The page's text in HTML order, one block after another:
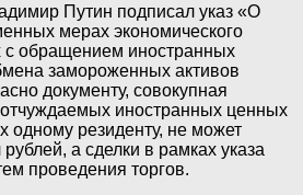
Путин подписал указ «О
мерах экономического
с обращением иностранных
замороженных активов
документу, совокупная
иностранных ценных
одному резиденту, не может
а сделки в рамках указа
проведения торгов.